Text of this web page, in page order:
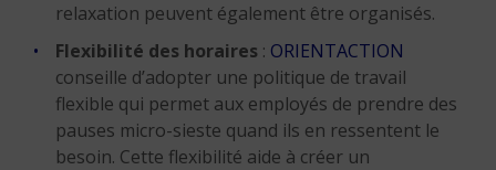
relaxation peuvent également être organisés.
Flexibilité des horaires : ORIENTACTION
conseille d’adopter une politique de travail
flexible qui permet aux employés de prendre des
pauses micro-sieste quand ils en ressentent le
besoin. Cette flexibilité aide à créer un